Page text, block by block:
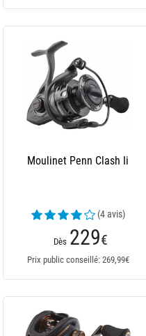
Moulinet Penn Clash Ii
(4 avis)
Dès 229€
Prix public conseillé: 269,99€